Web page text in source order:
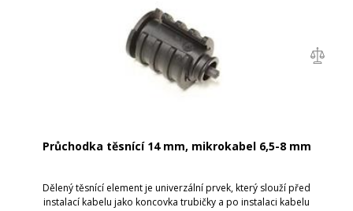
Průchodka těsnící 14 mm, mikrokabel 6,5-8 mm
Dělený těsnící element je univerzální prvek, který slouží před
instalací kabelu jako koncovka trubičky a po instalaci kabelu